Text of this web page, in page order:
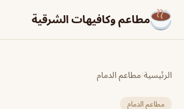
مطاعم وكافيهات الشرقية
الرئيسية/مطاعم الدمام
مطاعم الدمام